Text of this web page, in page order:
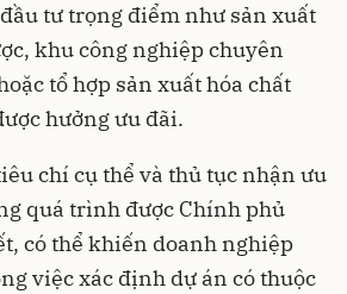
tư trọng điểm như sản xuất
khu công nghiệp chuyên
tổ hợp sản xuất hóa chất
hưởng ưu đãi.
chí cụ thể và thủ tục nhận ưu
quá trình được Chính phủ
có thể khiến doanh nghiệp
việc xác định dự án có thuộc